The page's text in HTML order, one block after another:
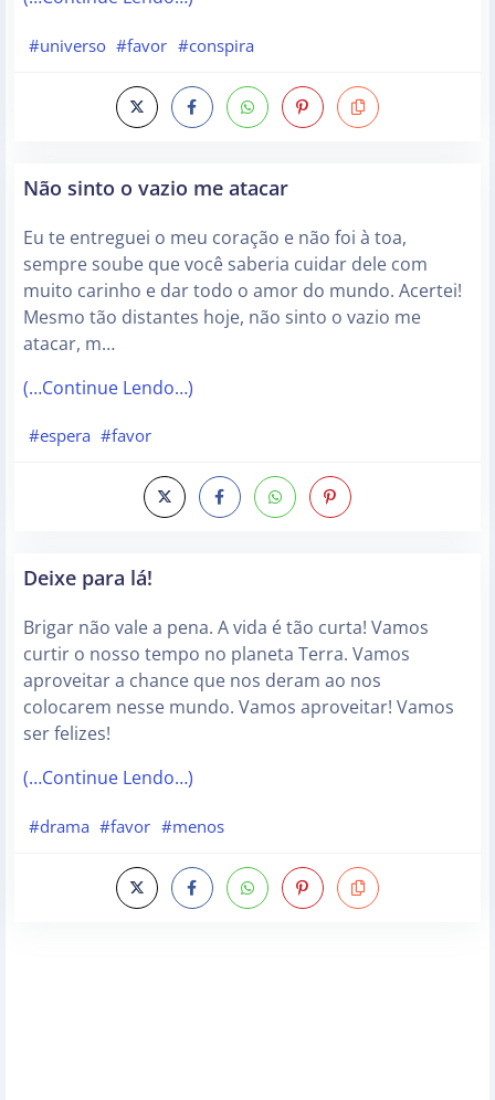
#universo #favor #conspira
Não sinto o vazio me atacar
Eu te entreguei o meu coração e não foi à toa,
sempre soube que você saberia cuidar dele com
muito carinho e dar todo o amor do mundo. Acertei!
Mesmo tão distantes hoje, não sinto o vazio me
atacar, m…
(…Continue Lendo…)
#espera #favor
Deixe para lá!
Brigar não vale a pena. A vida é tão curta! Vamos
curtir o nosso tempo no planeta Terra. Vamos
aproveitar a chance que nos deram ao nos
colocarem nesse mundo. Vamos aproveitar! Vamos
ser felizes!
(…Continue Lendo…)
#drama #favor #menos